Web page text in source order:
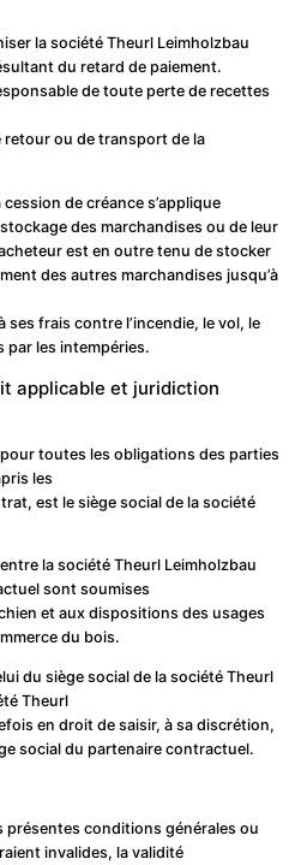
la société Theurl Leimholzbau
du retard de paiement.
de toute perte de recettes
retour ou de transport de la
de créance s’applique
des marchandises ou de leur
est en outre tenu de stocker
des autres marchandises jusqu’à
ses frais contre l’incendie, le vol, le
par les intempéries.
applicable et juridiction
toutes les obligations des parties
les
est le siège social de la société
la société Theurl Leimholzbau
sont soumises
et aux dispositions des usages
du bois.
du siège social de la société Theurl
Theurl
en droit de saisir, à sa discrétion,
social du partenaire contractuel.
présentes conditions générales ou
invalides, la validité